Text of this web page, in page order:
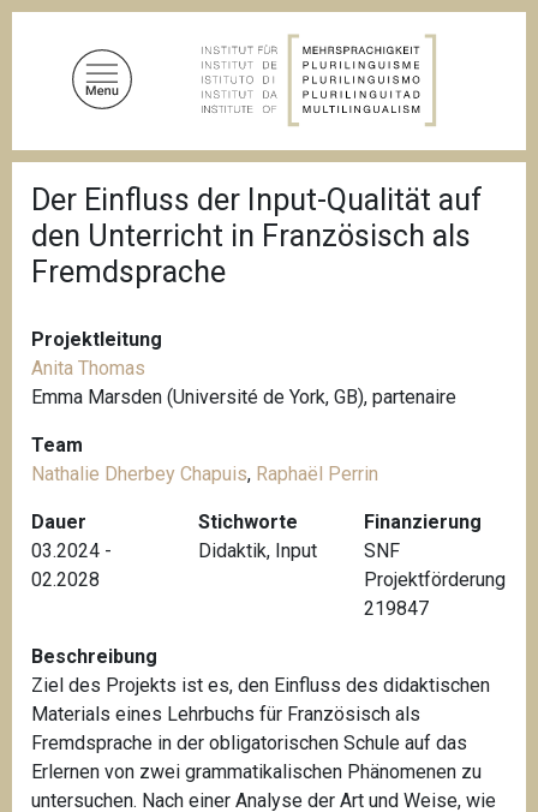
D
f
a
d
a
g
a
t
i
n
Der Einfluss der Input-Qualität auf
den Unterricht in Französisch als
Fremdsprache
Projektleitung
Anita Thomas
Emma Marsden (Université de York, GB), partenaire
Team
Nathalie Dherbey Chapuis, Raphaël Perrin
Dauer
03.2024 -
02.2028
Stichworte
Didaktik, Input
Finanzierung
SNF
Projektförderung
219847
Beschreibung
Ziel des Projekts ist es, den Einfluss des didaktischen
Materials eines Lehrbuchs für Französisch als
Fremdsprache in der obligatorischen Schule auf das
Erlernen von zwei grammatikalischen Phänomenen zu
untersuchen. Nach einer Analyse der Art und Weise, wie